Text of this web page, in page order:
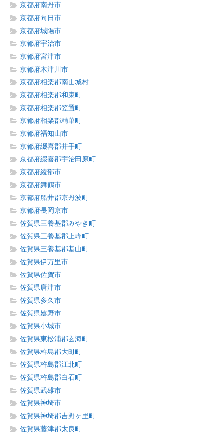
京都府南丹市
京都府向日市
京都府城陽市
京都府宇治市
京都府宮津市
京都府木津川市
京都府相楽郡南山城村
京都府相楽郡和束町
京都府相楽郡笠置町
京都府相楽郡精華町
京都府福知山市
京都府綴喜郡井手町
京都府綴喜郡宇治田原町
京都府綾部市
京都府舞鶴市
京都府船井郡京丹波町
京都府長岡京市
佐賀県三養基郡みやき町
佐賀県三養基郡上峰町
佐賀県三養基郡基山町
佐賀県伊万里市
佐賀県佐賀市
佐賀県唐津市
佐賀県多久市
佐賀県嬉野市
佐賀県小城市
佐賀県東松浦郡玄海町
佐賀県杵島郡大町町
佐賀県杵島郡江北町
佐賀県杵島郡白石町
佐賀県武雄市
佐賀県神埼市
佐賀県神埼郡吉野ヶ里町
佐賀県藤津郡太良町